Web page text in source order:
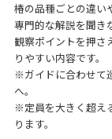
椿の品種ごとの違い
専門的な解説を聞き
観察ポイントを押さ
りやすい内容です。
※ガイドに合わせて
へ。
※定員を大きく超え
ります。